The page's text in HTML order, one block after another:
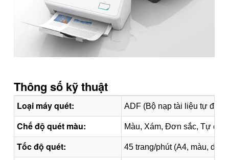
Thông số kỹ thuật
Loại máy quét: ADF (Bộ nạp tài liệu tự
Chế độ quét màu: Màu, Xám, Đơn sắc, Tự
Tốc độ quét: 45 trang/phút (A4, màu,